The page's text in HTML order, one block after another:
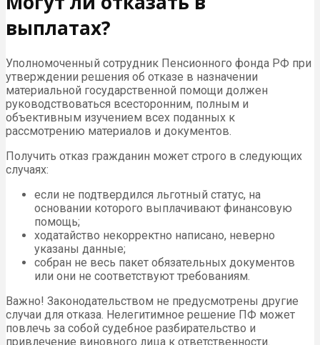
выплатах?
Уполномоченный сотрудник Пенсионного фонда РФ при
утверждении решения об отказе в назначении
материальной государственной помощи должен
руководствоваться всесторонним, полным и
объективным изучением всех поданных к
рассмотрению материалов и документов.
Получить отказ гражданин может строго в следующих
случаях:
если не подтвердился льготный статус, на
основании которого выплачивают финансовую
помощь;
ходатайство некорректно написано, неверно
указаны данные;
собран не весь пакет обязательных документов
или они не соответствуют требованиям.
Важно! Законодательством не предусмотрены другие
случаи для отказа. Нелегитимное решение ПФ может
повлечь за собой судебное разбирательство и
привлечение виновного лица к ответственности.